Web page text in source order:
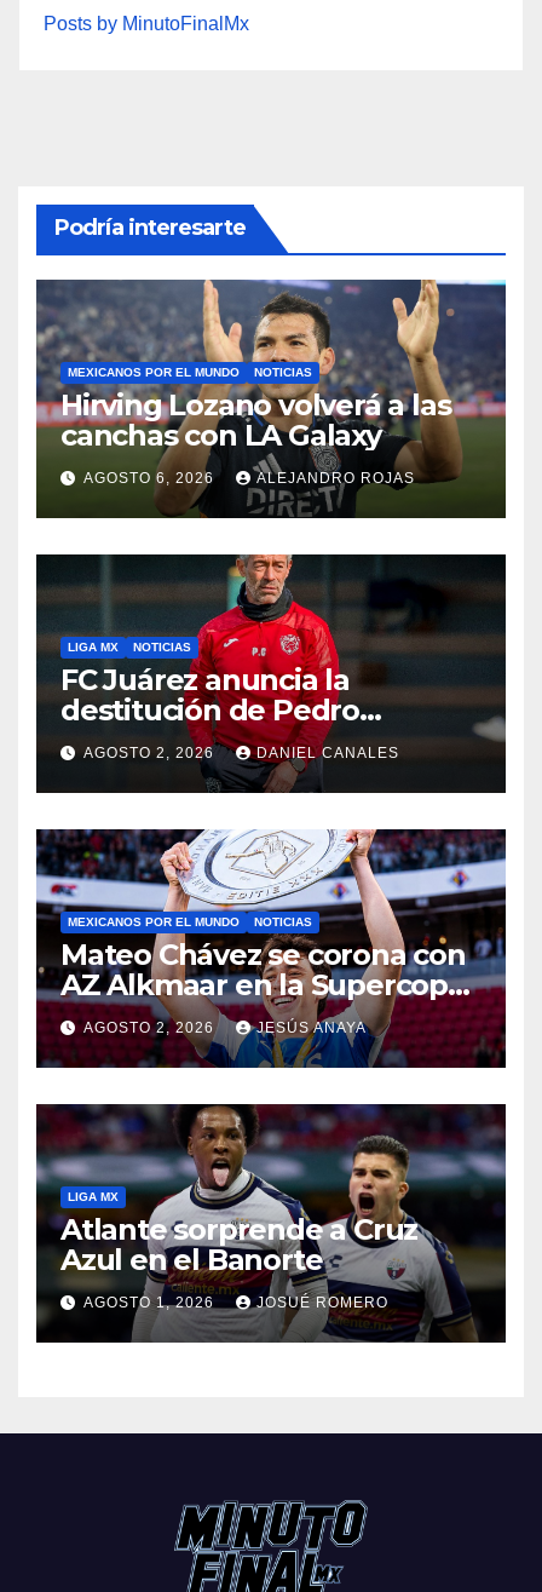
Posts by MinutoFinalMx
Podría interesarte
MEXICANOS POR EL MUNDO NOTICIAS
Hirving Lozano volverá a las
canchas con LA Galaxy
AGOSTO 6, 2026 ALEJANDRO ROJAS
LIGA MX NOTICIAS
FC Juárez anuncia la
destitución de Pedro
Caixinha
AGOSTO 2, 2026 DANIEL CANALES
MEXICANOS POR EL MUNDO NOTICIAS
Mateo Chávez se corona con
AZ Alkmaar en la Supercopa
de Países Bajos
AGOSTO 2, 2026 JESÚS ANAYA
LIGA MX
Atlante sorprende a Cruz
Azul en el Banorte
AGOSTO 1, 2026 JOSUÉ ROMERO